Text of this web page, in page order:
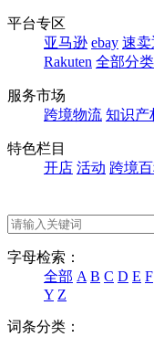
平台专区
亚马逊 ebay 速卖
Rakuten 全部分
服务市场
跨境物流 知识产
特色栏目
开店 活动 跨境
字母检索：
全部 A B C D E F
Y Z
词条分类：